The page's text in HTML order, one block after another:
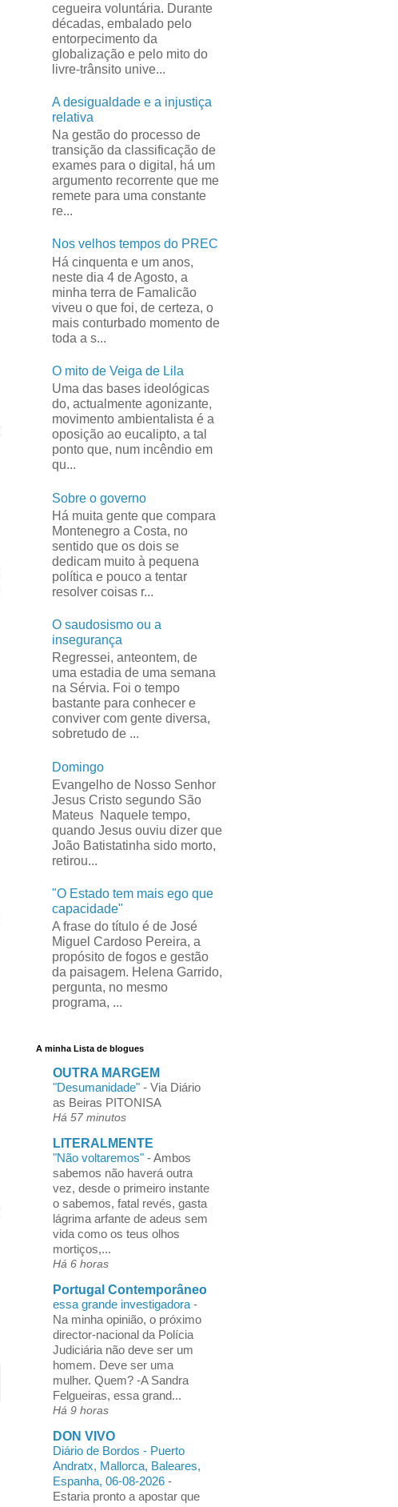
cegueira voluntária. Durante
décadas, embalado pelo
entorpecimento da
globalização e pelo mito do
livre-trânsito unive...
A desigualdade e a injustiça
relativa
Na gestão do processo de
transição da classificação de
exames para o digital, há um
argumento recorrente que me
remete para uma constante
re...
Nos velhos tempos do PREC
Há cinquenta e um anos,
neste dia 4 de Agosto, a
minha terra de Famalicão
viveu o que foi, de certeza, o
mais conturbado momento de
toda a s...
O mito de Veiga de Lila
Uma das bases ideológicas
do, actualmente agonizante,
movimento ambientalista é a
oposição ao eucalipto, a tal
ponto que, num incêndio em
qu...
Sobre o governo
Há muita gente que compara
Montenegro a Costa, no
sentido que os dois se
dedicam muito à pequena
política e pouco a tentar
resolver coisas r...
O saudosismo ou a
insegurança
Regressei, anteontem, de
uma estadia de uma semana
na Sérvia. Foi o tempo
bastante para conhecer e
conviver com gente diversa,
sobretudo de ...
Domingo
Evangelho de Nosso Senhor
Jesus Cristo segundo São
Mateus Naquele tempo,
quando Jesus ouviu dizer que
João Batistatinha sido morto,
retirou...
"O Estado tem mais ego que
capacidade"
A frase do título é de José
Miguel Cardoso Pereira, a
propósito de fogos e gestão
da paisagem. Helena Garrido,
pergunta, no mesmo
programa, ...
A minha Lista de blogues
OUTRA MARGEM
"Desumanidade" - Via Diário
as Beiras PITONISA
Há 57 minutos
LITERALMENTE
"Não voltaremos" -Ambos
sabemos não haverá outra
vez, desde o primeiro instante
o sabemos, fatal revés, gasta
lágrima arfante de adeus sem
vida como os teus olhos
mortiços,...
Há 6 horas
Portugal Contemporâneo
essa grande investigadora -
Na minha opinião, o próximo
director-nacional da Polícia
Judiciária não deve ser um
homem. Deve ser uma
mulher. Quem? -A Sandra
Felgueiras, essa grand...
Há 9 horas
DON VIVO
Diário de Bordos - Puerto
Andratx, Mallorca, Baleares,
Espanha, 06-08-2026 -
Estaria pronto a apostar que